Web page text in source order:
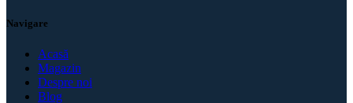
Navigare
Acasă
Magazin
Despre noi
Blog